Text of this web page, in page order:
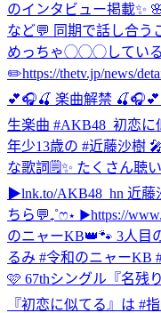
のインタビュー掲載✨
など💬 同期で話し合う
めっちゃ◯◯◯してい
✏️https://thetv.jp/news/
💕🎧🍒 楽曲解禁 🍒🎧💕
生楽曲 #AKB48_初恋
年少13歳の #近藤沙樹
な歌詞🗒️✨ たくさん聴
▶︎lnk.to/AKB48_hn 近
ちら💬₊˚ෆ⋆ ▶︎https://
のニャーKB👑🐾 3人目
るみ #令和のニャーKB
🩷 67thシングル『名残
『初恋に似てる』は #